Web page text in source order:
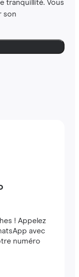
tranquillité. Vous
son
! Appelez
avec
numéro